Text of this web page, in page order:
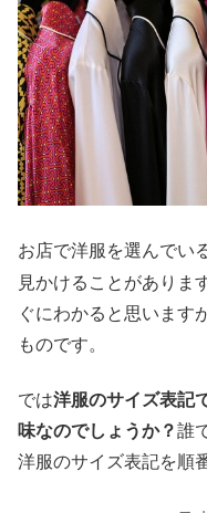
お店で洋服を選んでい
見かけることがありま
ぐにわかると思います
ものです。
では洋服のサイズ表記
味なのでしょうか？誰
洋服のサイズ表記を順